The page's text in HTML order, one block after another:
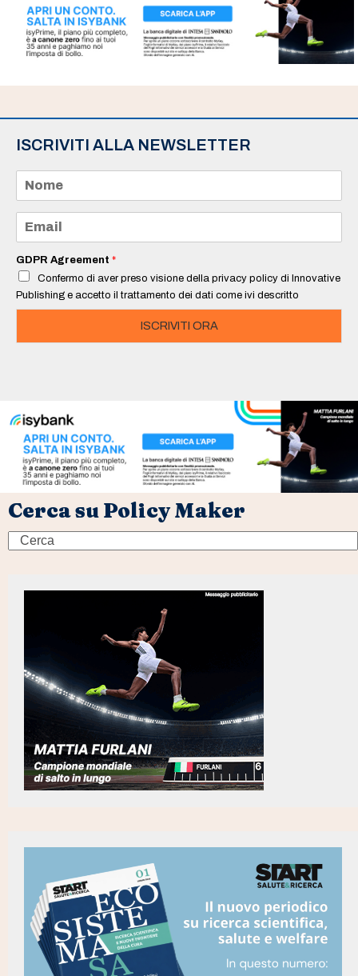
ISCRIVITI ALLA NEWSLETTER
m
e
a
i
*
GDPR Agreement *
Confermo di aver preso visione della privacy policy di Innovative
Publishing e accetto il trattamento dei dati come ivi descritto
ISCRIVITI ORA
Cerca su Policy Maker
Search